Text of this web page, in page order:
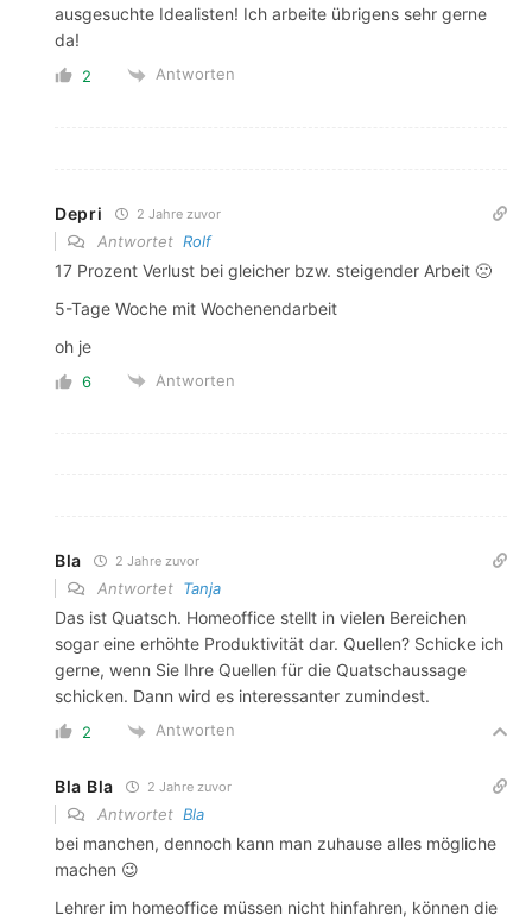
ausgesuchte Idealisten! Ich arbeite übrigens sehr gerne
da!
2 Antworten
Depri 2 Jahre zuvor
Antwortet Rolf
17 Prozent Verlust bei gleicher bzw. steigender Arbeit 🙁
5-Tage Woche mit Wochenendarbeit
oh je
6 Antworten
Bla 2 Jahre zuvor
Antwortet Tanja
Das ist Quatsch. Homeoffice stellt in vielen Bereichen
sogar eine erhöhte Produktivität dar. Quellen? Schicke ich
gerne, wenn Sie Ihre Quellen für die Quatschaussage
schicken. Dann wird es interessanter zumindest.
2 Antworten
Bla Bla 2 Jahre zuvor
Antwortet Bla
bei manchen, dennoch kann man zuhause alles mögliche
machen 😉
Lehrer im homeoffice müssen nicht hinfahren, können die